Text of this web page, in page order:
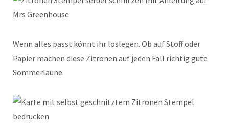
Wenn alles passt könnt ihr loslegen. Ob auf Stoff oder
Papier machen diese Zitronen auf jeden Fall richtig gute
Sommerlaune.